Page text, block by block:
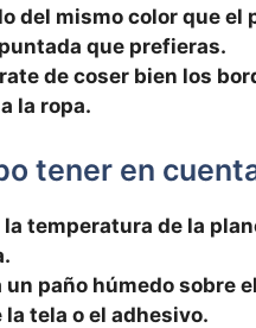
⁤del mismo color que el
que prefieras.
de coser bien los​
la ropa.
tener en
temperatura de‍ la
un paño húmedo​ sobre
la tela⁤ o el adhesivo.